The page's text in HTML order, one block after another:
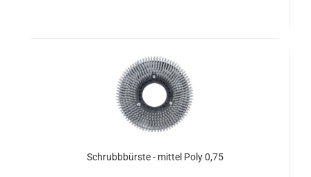
Schrubbbürste - mittel Poly 0,75